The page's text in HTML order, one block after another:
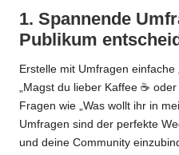
1. Spannende
Publikum
Erstelle mit Umfragen einfache
„Magst du lieber Kaffee ☕
Fragen wie „Was wollt ihr in
Umfragen sind der perfekte
und deine Community